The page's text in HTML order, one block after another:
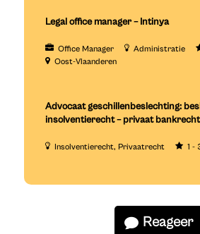
Legal office manager – Intinya
Office Manager Administratie
Oost-Vlaanderen
Advocaat geschillenbeslechting:
insolventierecht – privaat
Insolventierecht Privaatrecht 1 -
Reageer